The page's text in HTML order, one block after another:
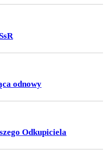
odnowy
Odkupiciela